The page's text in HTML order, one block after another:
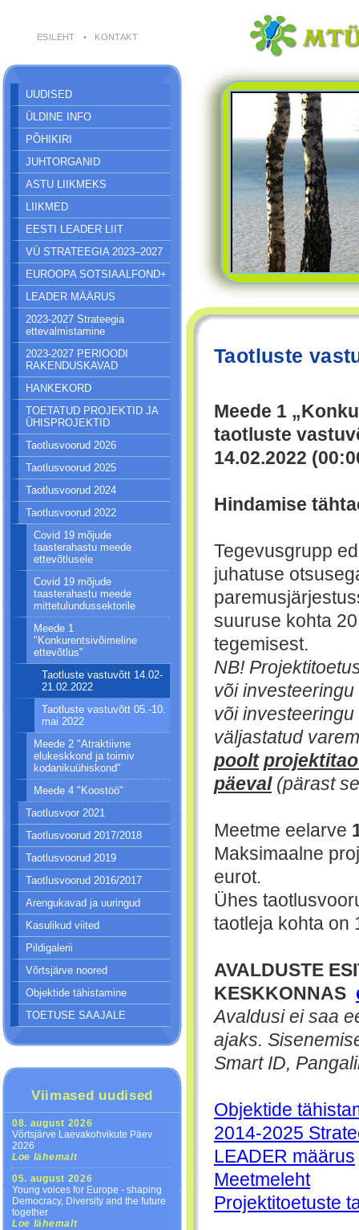
ESILEHT • KONTAKT
UUDISED
ÜLDINE INFO
PÕHIKIRI
JUHTORGANID
ASTU LIIKMEKS
LIIKMED
EESTI LEADER LIIT
VÜ STRATEEGIA 2023–2027
EUROOPA SOTSIAALFOND+
LEADER MÄÄRUS
2023-2027 Strateegia
ettevalmistamine
2023-2027 PERIOODI
RAKENDUSKAVAD
HANKEKORD
TOETATUD PROJEKTID JA
ÜHISPROJEKTID
Taotlusvoorud 2026
Taotlusvoorud 2025
Taotlusvoorud 2024
Taotlusvoorud 2022
Covid 19 mõjude
taasterahastu meede
ettevõtlusele
Covid 19 mõjude
taasterahastu meede
mittetulundussektorile
Meede 1
"Konkurentsivõimeline
ettevõtlus"
Taotluste vastuvõtt 14.02-
21.02.2022
Taotluste vastuvõtt 05.-10.
mai 2022
Meede 2 "Atraktiivne
elukeskkond ja toimiv
kodanikuühiskond"
Meede 4 "Koostöö"
Taotlusvoor 2021
Taotlusvoorud 2017/2018
Taotlusvoorud 2019
Taotlusvoorud 2016/2017
Arengukavad ja uuringud
Kasulikud viited
Pildigalerii
Võrtsjärve noored
Objektide tähistamine
TOETUSE SAAJALE
Viimased uudised
08. august 2026
Võrtsjärve Laevakohvikute Päev
2026
Loe lähemalt
05. august 2026
Young voices for Europe - shaping
Democracy, Diversity and the future
together
Loe lähemalt
Taotluste
Meede 1
taotluste
14.02.2022
Hindamise
Tegevusgrupp
juhatuse
suuruse kohta
tegemisest.
NB!
või
või
väljastatud
poolt
päeval(pärast
Meetme eelarve
Maksimaalne
eurot.
Ühes
taotleja kohta on
AVALDUSTE
KESKKONNAS
Avaldusi ei saa
ajaks.
Smart ID,
Objektide
2014-2025
LEADER määrus
Meetmeleht
Projektitoetuste